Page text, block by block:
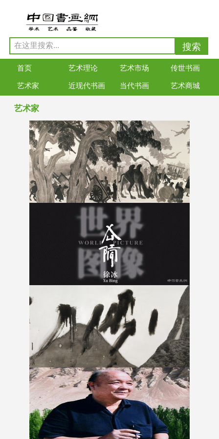
首页 艺术理论 艺术市场 传世书画
艺术家 近现代书画 当代书画 艺术商城
艺术家